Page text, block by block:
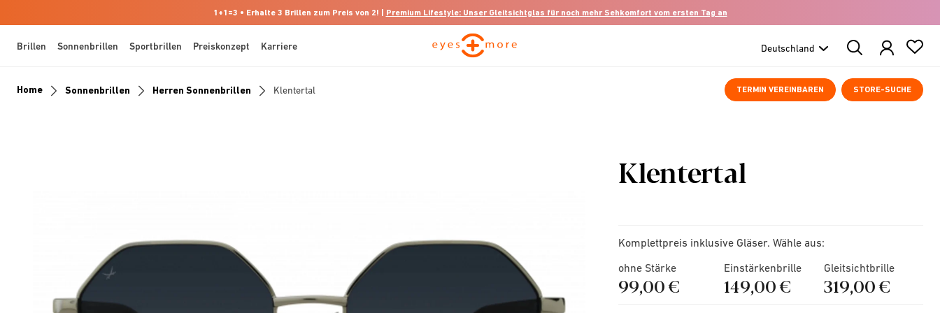
1+1=3 • Erhalte 3 Brillen zum Preis von 2! | Premium Lifestyle: Unser Gleitsichtglas für noch mehr Sehkomfort vom ersten Tag an
Brillen Sonnenbrillen Sportbrillen Preiskonzept Karriere
Search
Products
TERMIN VEREINBAREN STORE-SUCHE
Home Sonnenbrillen Herren Sonnenbrillen Klentertal
Klentertal
Komplettpreis inklusive Gläser. Wähle aus:
ohne Stärke
99,00 €
Einstärkenbrille
149,00 €
Gleitsichtbrille
319,00 €